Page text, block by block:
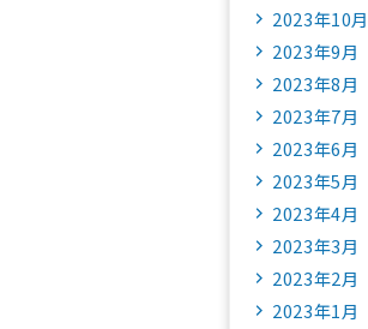
2023年10月
2023年9月
2023年8月
2023年7月
2023年6月
2023年5月
2023年4月
2023年3月
2023年2月
2023年1月